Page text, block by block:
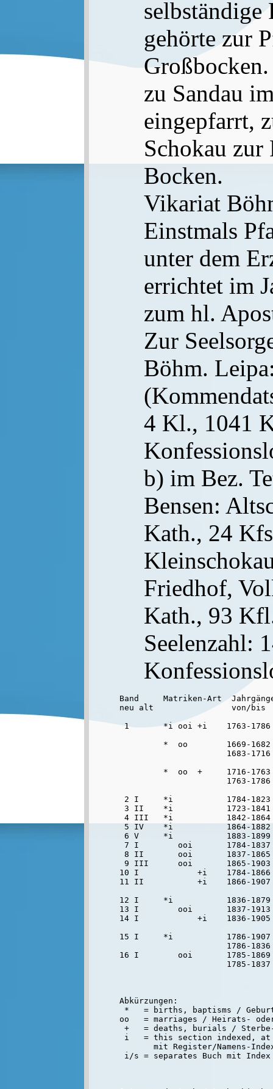
gehörte zur
zu Sandau
eingepfarrt,
Schokau
Bocken.
Vikariat
Einstmals
unter dem
errichtet im
zum hl.
Zur
Böhm.
4 Kl., 1041
b) im Bez.
Bensen:
Kath., 24
Friedhof,
Kath., 93
Seelenzahl:
Band     Matriken-Art
neu alt                von/bis
1       *i ooi +i    1763-1786
*  oo        1669-
1683-
*  oo  +     1716-
                      1763-1786
2 I     *i           1784-1823
3 II    *i           1723-1841
4 III   *i           1842-1864
5 IV    *i           1864-1882
6 V     *i           1883-1899
7 I        ooi       1784-1837
8 II       ooi       1837-1865
9 III      ooi       1865-1903
10 I            +i    1784-1866
11 II           +i    1866-1907
12 I     *i           1836-1879
13 I        ooi       1837-1913
14 I            +i    1836-1905
15 I     *i           1786-1907
1786-
16 I        ooi       1785-1869
Abkürzungen:
*   = births, baptisms /
oo   = marriages / Heirats-
+   = deaths, burials / Sterbe-
i   = this section indexed,
mit Register/Namens-